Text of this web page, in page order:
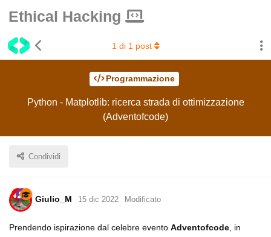
Ethical Hacking
Programmazione
Python - Matplotlib: ricerca strada di ottimizzazione
(Adventofcode)
Condividi
1 di 1 post
Giulio_M 15 dic 2022 Modificato
Prendendo ispirazione dal celebre evento Adventofcode , in